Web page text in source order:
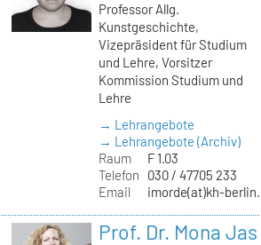
Professor Allg.
Kunstgeschichte,
Vizepräsident für Studium
und Lehre, Vorsitzer
Kommission Studium und
Lehre
→ Lehrangebote
→ Lehrangebote (Archiv)
Raum
F 1.03
Telefon
030 / 47705 233
Email
imorde(at)kh-
Prof. Dr. Mona Jas